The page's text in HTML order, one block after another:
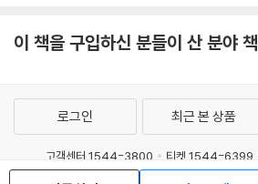
이 책을 구입하신 분들이 산 분야 책
로그인 최근 본 상품
고객센터 1544-3800 티켓 1544-6399
eBook 1:1문의/채팅상담